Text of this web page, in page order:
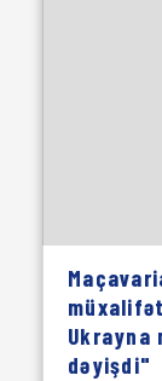
Ukrayna
dəyişdi"